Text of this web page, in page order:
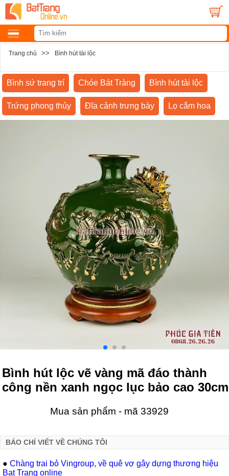
Trang chủ >> Bình hút tài lộc
Bình sứ trang trí Chóe Bát Tràng Bình hút tài lộc
Trứng phong thủy Đĩa cảnh trưng bày Lọ cắm hoa
Bình hút lộc vẽ vàng mã đáo thành
công nền xanh ngọc lục bảo cao 30cm
Mua sản phẩm - mã 33929
BÁO CHÍ VIẾT VỀ CHÚNG TÔI
● Chàng trai bỏ Vingroup, về quê vợ gây dựng thương hiệu
Bat Trang online